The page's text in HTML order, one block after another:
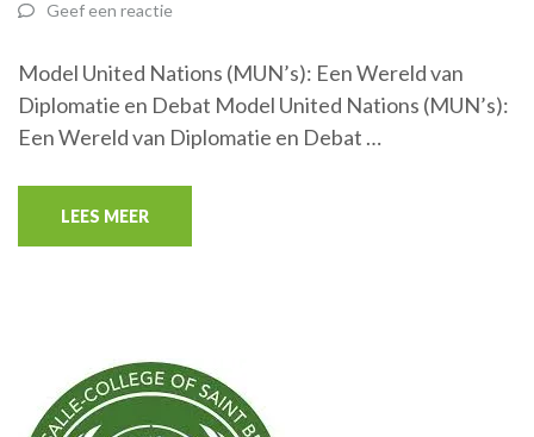
Geef een reactie
Model United Nations (MUN’s): Een Wereld van
Diplomatie en Debat Model United Nations (MUN’s):
Een Wereld van Diplomatie en Debat …
LEES MEER